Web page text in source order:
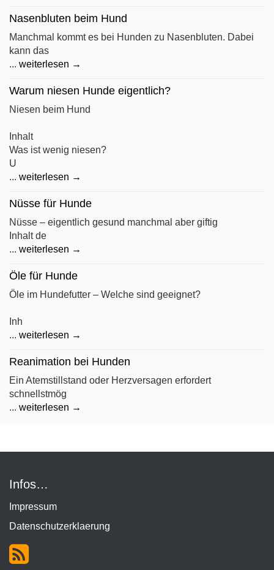
Nasenbluten beim Hund
Manchmal kommt es bei Hunden zu Nasenbluten. Dabei
kann das
... weiterlesen →
Warum niesen Hunde eigentlich?
Niesen beim Hund
Inhalt
Was ist wenig niesen?
U
... weiterlesen →
Nüsse für Hunde
Nüsse – eigentlich gesund manchmal aber giftig
Inhalt de
... weiterlesen →
Öle für Hunde
Öle im Hundefutter – Welche sind geeignet?
Inh
... weiterlesen →
Reanimation bei Hunden
Ein Atemstillstand oder Herzversagen erfordert
schnellstmög
... weiterlesen →
Infos…
Impressum
Datenschutzerklaerung